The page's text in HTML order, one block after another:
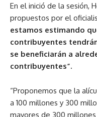
En el inició de la sesión,
propuestos por el
estamos estimando
contribuyentes
se beneficiarán a
contribuyentes”.
“Proponemos que la
a 100 millones y 300
mayores de 300